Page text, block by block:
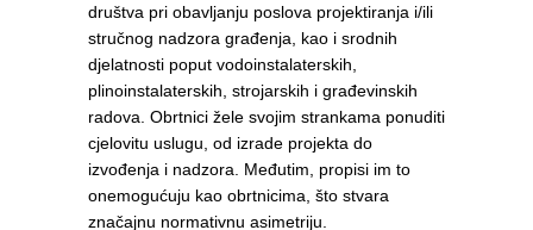
društva pri obavljanju poslova projektiranja i/ili
stručnog nadzora građenja, kao i srodnih
djelatnosti poput vodoinstalaterskih,
plinoinstalaterskih, strojarskih i građevinskih
radova. Obrtnici žele svojim strankama ponuditi
cjelovitu uslugu, od izrade projekta do
izvođenja i nadzora. Međutim, propisi im to
onemogućuju kao obrtnicima, što stvara
značajnu normativnu asimetriju.